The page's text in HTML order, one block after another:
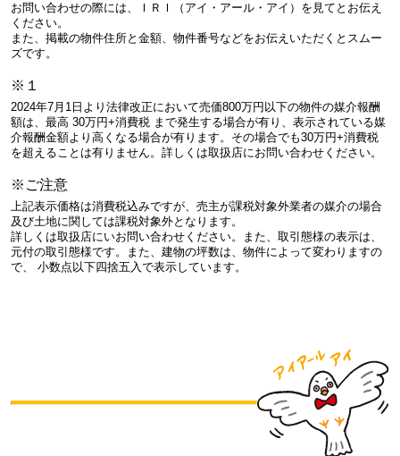
お問い合わせの際には、ＩＲＩ（アイ・アール・アイ）を見てとお伝え
ください。
また、掲載の物件住所と金額、物件番号などをお伝えいただくとスムー
ズです。
※１
2024年7月1日より法律改正において売価800万円以下の物件の媒介報酬
額は、最高 30万円+消費税 まで発生する場合が有り、表示されている媒
介報酬金額より高くなる場合が有ります。その場合でも30万円+消費税
を超えることは有りません。詳しくは取扱店にお問い合わせください。
※ご注意
上記表示価格は消費税込みですが、売主が課税対象外業者の媒介の場合
及び土地に関しては課税対象外となります。
詳しくは取扱店にいお問い合わせください。また、取引態様の表示は、
元付の取引態様です。また、建物の坪数は、物件によって変わりますの
で、 小数点以下四捨五入で表示しています。